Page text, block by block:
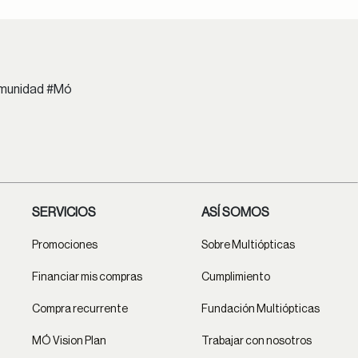
#Mó
SERVICIOS
Promociones
Financiar mis compras
Compra recurrente
MÓ Vision Plan
ASÍ SOMOS
Sobre Multiópticas
Cumplimiento
Fundación Multiópticas
Trabajar con nosotros